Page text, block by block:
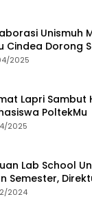
Unismuh
Cindea Dorong
2025
Lapri Sambut
PoltekMu
2025
Lab School
Semester,
Pembelajaran
2024